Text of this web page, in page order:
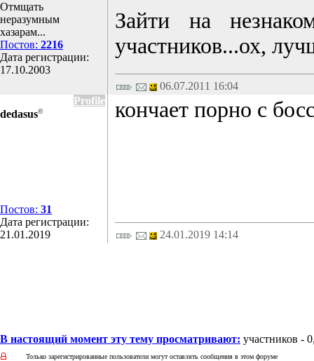
Отмщать
неразумным
хазарам...
Постов: 2216
Дата регистрации:
17.10.2003
Зайти на
участников...ох,
06.07.2011 16:04
Profile
dedasus©
Постов: 31
Дата регистрации:
21.01.2019
кончает порно с
24.01.2019 14:14
В настоящий момент эту тему просматривают: участников -
Только зарегистрированные пользователи могут оставлять сообщения в этом форуме